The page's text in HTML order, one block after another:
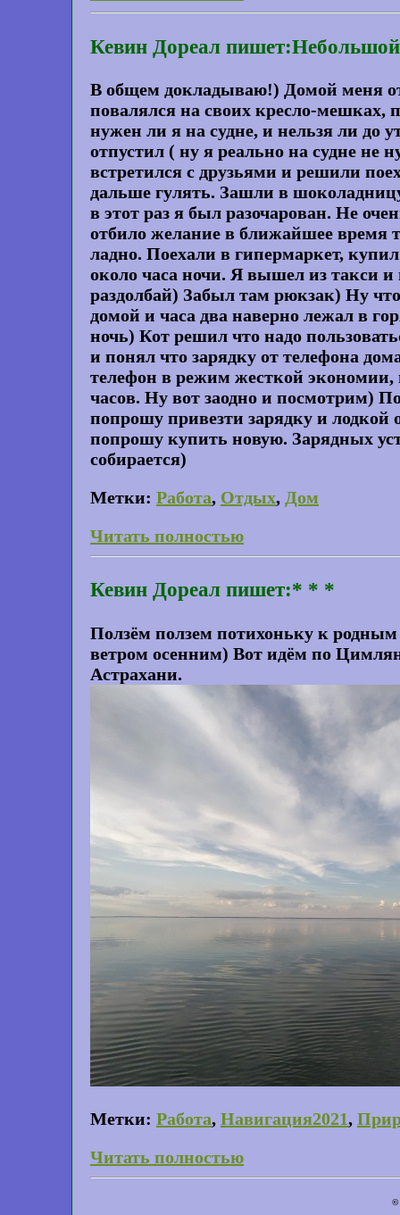
Кевин Дореал
В общем докладываю!) Домой меня
повалялся на своих кресло-мешках,
нужен ли я на судне, и нельзя ли до
отпустил ( ну я реально на судне
встретился с друзьями и решили
дальше гулять. Зашли в
в этот раз я был разочарован. Не
отбило желание в ближайшее время
ладно. Поехали в гипермаркет,
около часа ночи. Я вышел из такси
раздолбай) Забыл там рюкзак) Ну
домой и часа два наверно лежал в
ночь) Кот решил что надо
и понял что зарядку от телефона
телефон в режим жесткой экономии,
часов. Ну вот заодно и посмотрим)
попрошу привезти зарядку и лодкой
попрошу купить новую. Зарядных
собирается)
Метки: Работа, Отдых, Дом
Читать полностью
Кевин Дореал пишет:* * *
Ползём ползем потихоньку к родным
ветром осенним) Вот идём по
Астрахани.
Метки: Работа, Навигация2021,
Читать полностью
©